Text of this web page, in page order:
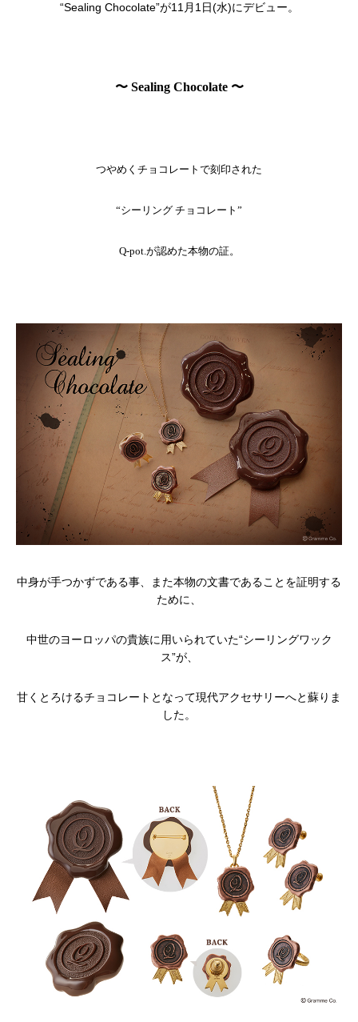
“Sealing Chocolate”が11月1日(水)にデビュー。
〜 Sealing Chocolate 〜
つやめくチョコレートで刻印された
“シーリング チョコレート”
Q-pot.が認めた本物の証。
中身が手つかずである事、また本物の文書であることを証明する
ために、
中世のヨーロッパの貴族に用いられていた“シーリングワック
ス”が、
甘くとろけるチョコレートとなって現代アクセサリーへと蘇りま
した。